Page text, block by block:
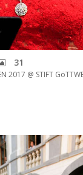
31
2017 @ STIFT